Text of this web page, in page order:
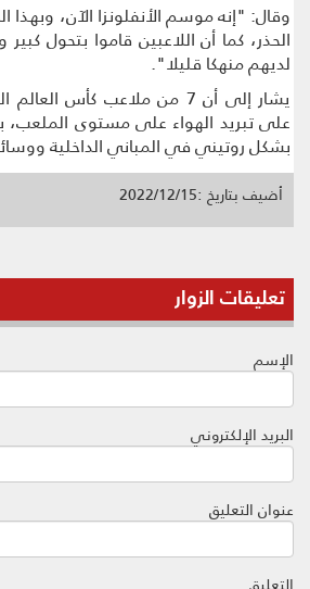
وقال: "إنه موسم الأنفلونزا الآن، وبهذا
الحذر، كما أن اللاعبين قاموا بتحول
لديهم منهكا قليلا".
يشار إلى أن 7 من ملاعب كأس
على تبريد الهواء على مستوى الملعب،
بشكل روتيني في المباني الداخلية
أضيف بتاريخ :2022/12/15
تعليقات الزوار
الإسم
البريد الإلكتروني
عنوان التعليق
التعليق